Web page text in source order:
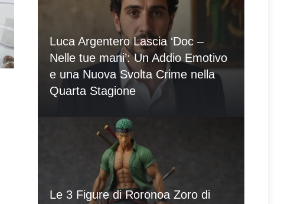
Luca Argentero Lascia ‘Doc –
Nelle tue mani’: Un Addio Emotivo
e una Nuova Svolta Crime nella
Quarta Stagione
Le 3 Figure di Roronoa Zoro di